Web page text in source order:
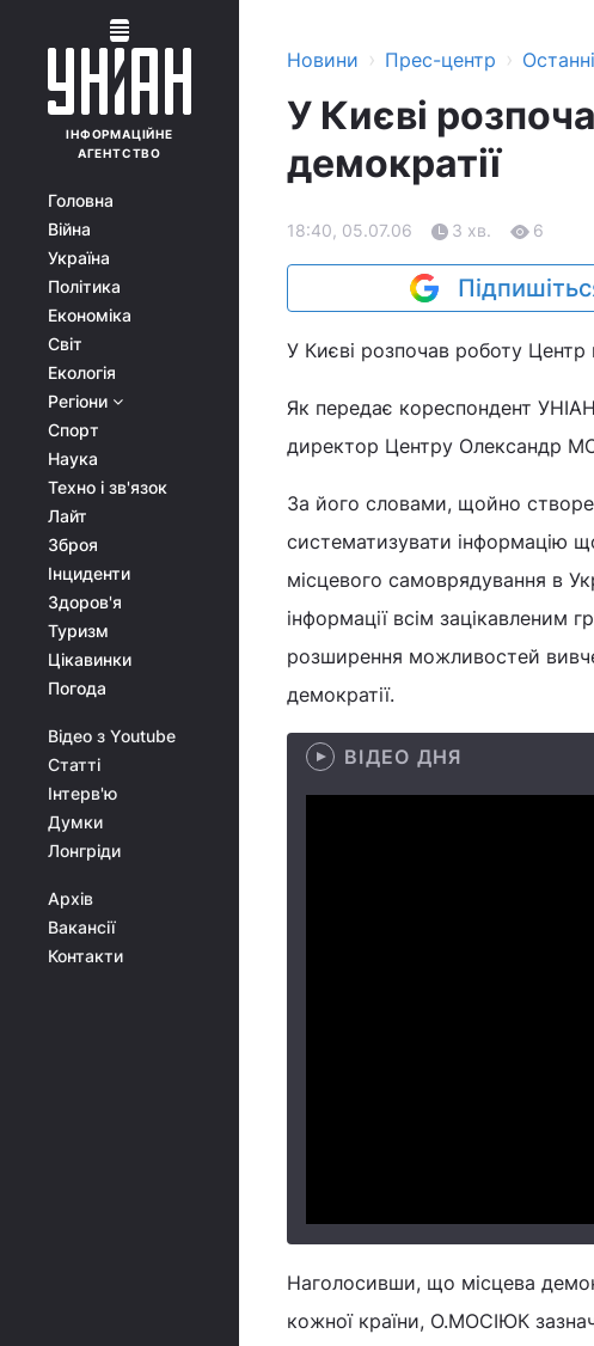
ІНФОРМАЦІЙНЕ
АГЕНТСТВО
Головна
Війна
Україна
Політика
Економіка
Світ
Екологія
Регіони
Спорт
Наука
Техно і зв'язок
Лайт
Зброя
Інциденти
Здоров'я
Туризм
Цікавинки
Погода
Відео з Youtube
Статті
Інтерв'ю
Думки
Лонгріди
Архів
Вакансії
Контакти
Новини › Прес-центр ›
У Києві
демократії
18:40, 05.07.06 3 хв. 6
У Києві розпочав роботу Центр
Як передає кореспондент
директор Центру Олександр
За його словами, щойно
систематизувати інформацію
місцевого самоврядування в
інформації всім зацікавленим
розширення можливостей
демократії.
ВІДЕО ДНЯ
Наголосивши, що місцева
кожної країни, О.МОСІЮК